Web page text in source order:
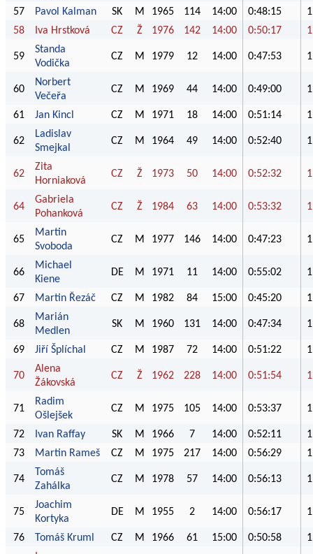
57 Pavol Kalman SK M 1965 114 14:00 0:48:15
58
Iva Hrstková CZ Ž 1976 142 14:00 0:50:17
59
Standa
Vodička
CZ M 1979 12 14:00 0:47:53
60
Norbert
Večeřa
CZ M 1969 44 14:00 0:49:00
61 Jan Kincl CZ M 1971 18 14:00 0:51:14
62
Ladislav
Smejkal
CZ M 1964 49 14:00 0:52:40
62
Zita
Horniaková
CZ Ž 1973 50 14:00 0:52:32
64
Gabriela
Pohanková
CZ Ž 1984 63 14:00 0:53:32
65
Martin
Svoboda
CZ M 1977 146 14:00 0:47:23
66
Michael
Kiene
DE M 1971 11 14:00 0:55:02
67 Martin Řezáč CZ M 1982 84 15:00 0:45:20
68
Marián
Medlen
SK M 1960 131 14:00 0:47:34
69 Jiří Šplíchal CZ M 1987 72 14:00 0:51:22
70
Alena
Žákovská
CZ Ž 1962 228 14:00 0:51:54
71
Radim
Ošlejšek
CZ M 1975 105 14:00 0:53:37
72 Ivan Raffay SK M 1966 7 14:00 0:52:11
73
Martin Rameš CZ M 1975 217 14:00 0:56:29
74
Tomáš
Zahálka
CZ M 1978 57 14:00 0:56:13
75
Joachim
Kortyka
DE M 1955 2 14:00 0:56:17
76 Tomáš Kruml CZ M 1966 61 15:00 0:50:58